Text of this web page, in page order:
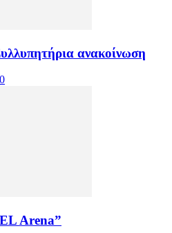
ανακοίνωση
0
Arena”